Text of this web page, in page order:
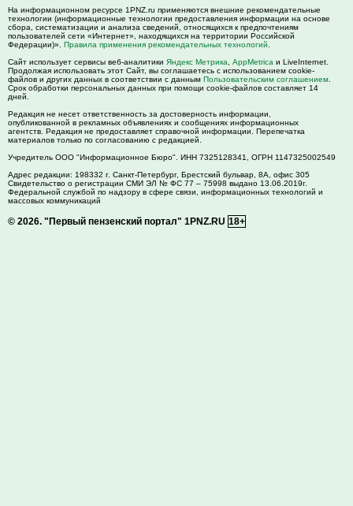
На информационном ресурсе 1PNZ.ru применяются внешние рекомендательные
технологии (информационные технологии предоставления информации на основе
сбора, систематизации и анализа сведений, относящихся к предпочтениям
пользователей сети «Интернет», находящихся на территории Российской
Федерации)». Правила применения рекомендательных технологий
Сайт использует сервисы веб-аналитики Яндекс Метрика AppMetrica и LiveInternet.
Продолжая использовать этот Сайт, вы соглашаетесь с использованием cookie-
файлов и других данных в соответствии с данным Пользовательским соглашением
Срок обработки персональных данных при помощи cookie-файлов составляет 14
дней.
Редакция не несет ответственность за достоверность информации,
опубликованной в рекламных объявлениях и сообщениях информационных
агентств. Редакция не предоставляет справочной информации. Перепечатка
материалов только по согласованию с редакцией.
Учредитель ООО "Информационное Бюро". ИНН 7325128341, ОГРН 1147325002549
Адрес редакции: 198332 г. Санкт-Петербург, Брестский бульвар, 8А, офис 305
Свидетельство о регистрации СМИ ЭЛ № ФС 77 – 75998 выдано 13.06.2019г.
Федеральной службой по надзору в сфере связи, информационных технологий и
массовых коммуникаций
© 2026. "Первый пензенский портал" 1PNZ.RU 18+